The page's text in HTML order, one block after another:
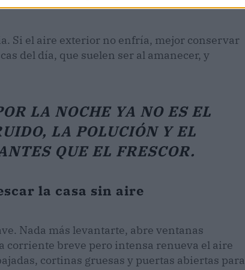
Si el aire exterior no enfría, mejor conservar
del día, que suelen ser al amanecer, y
LA NOCHE YA NO ES EL
LA POLUCIÓN Y EL
QUE EL FRESCOR.
la casa sin aire
Nada más levantarte, abre ventanas
corriente breve pero intensa renueva el aire
cortinas gruesas y puertas abiertas para